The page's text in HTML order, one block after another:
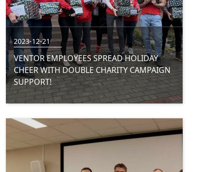
2023-12-21
VENTOR EMPLOYEES SPREAD HOLIDAY
CHEER WITH DOUBLE CHARITY CAMPAIGN
SUPPORT!